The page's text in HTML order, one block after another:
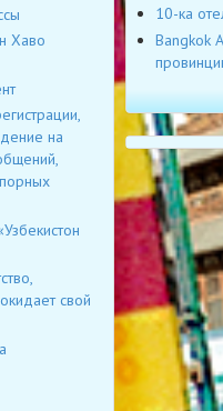
10-ка
Bangkok
Хаво
на
свой